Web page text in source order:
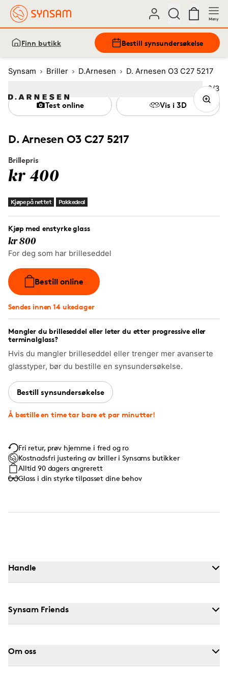
Meny
Finn butikk Bestill synsundersøkelse
Synsam Briller D.Arnesen D. Arnesen O3 C27 5217
D. Arnesen O3 C27 5217
Brillepris
kr 400
Kjøpe på nettet Pakkedeal
Kjøp med enstyrke glass
kr 800
For deg som har brilleseddel
Bestill online
Sendes innen 14 ukedager
Mangler du brilleseddel eller leter du etter progressive eller
terminalglass?
Hvis du mangler brilleseddel eller trenger mer avanserte
glasstyper, bør du bestille en synsundersøkelse.
Bestill synsundersøkelse
Å bestille en time tar bare et par minutter!
Test online Vis i 3D
Fri retur, prøv hjemme i fred og ro
Kostnadsfri justering av briller i Synsams butikker
Alltid 90 dagers angrerett
Glass i din styrke tilpasset dine behov
Bilde
2/3
Image 1 3
Handle
Synsam Friends
Om oss